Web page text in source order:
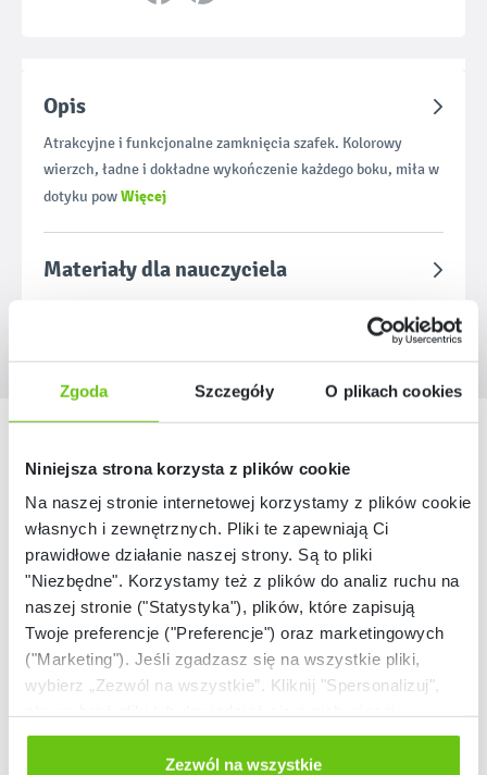
Zgoda Szczegóły O plikach cookies
Niniejsza strona korzysta z plików cookie
Na naszej stronie internetowej korzystamy z plików cookie:
własnych i zewnętrznych. Pliki te zapewniają Ci
prawidłowe działanie naszej strony. Są to pliki
"Niezbędne". Korzystamy też z plików do analiz ruchu na
naszej stronie ("Statystyka"), plików, które zapisują
Twoje preferencje ("Preferencje") oraz marketingowych
("Marketing"). Jeśli zgadzasz się na wszystkie pliki,
wybierz „Zezwól na wszystkie”. Kliknij "Spersonalizuj",
Odmów zgody poprzez przycisk „Odmowa”. Wtedy
użyjemy tylko plików niezbędnych dla naszej strony.
Zezwól na wszystkie
Opis
Atrakcyjne i funkcjonalne zamknięcia szafek. Kolorowy
wierzch, ładne i dokładne wykończenie każdego boku, miła w
dotyku powWięcej
Materiały dla nauczyciela